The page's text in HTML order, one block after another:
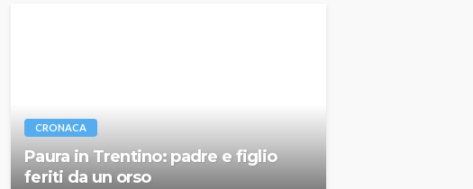
CRONACA
Paura in Trentino: padre e figlio
feriti da un orso